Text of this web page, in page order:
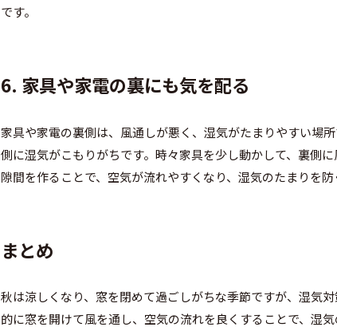
です。
6. 家具や家電の裏にも気を配る
家具や家電の裏側は、風通しが悪く、湿気がたまりやすい場
側に湿気がこもりがちです。時々家具を少し動かして、裏側
隙間を作ることで、空気が流れやすくなり、湿気のたまりを防
まとめ
秋は涼しくなり、窓を閉めて過ごしがちな季節ですが、湿気
的に窓を開けて風を通し、空気の流れを良くすることで、湿